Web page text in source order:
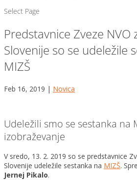
Select Page
Predstavnice Zveze NVO
Slovenije so se udeležile
MIZŠ
Feb 16, 2019 | Novica
Udeležili smo se sestanka na
izobraževanje
V sredo, 13. 2. 2019 so se predstavnice
Slovenije udeležile sestanka na MIZŠ.
Jernej Pikalo.